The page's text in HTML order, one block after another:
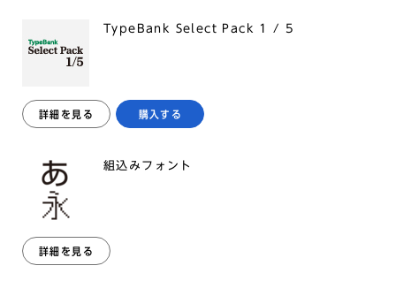
TypeBank Select Pack 1 / 5
詳細を見る 購入する
組込みフォント
詳細を見る